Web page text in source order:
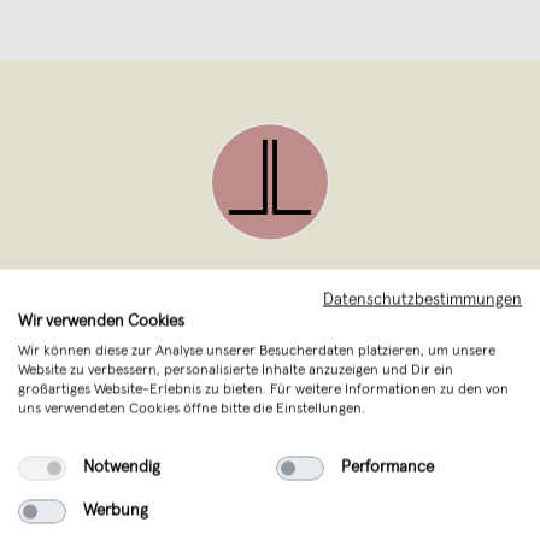
verkauft seit Juni 2020
Das Label von Isabel Liebmann steht für
zeitloses funktionales Design ohne
Designs entstehen im Hamburger Atelier,
Datenschutzbestimmungen
Wir verwenden Cookies
Wir können diese zur Analyse unserer Besucherdaten platzieren, um unsere
Website zu verbessern, personalisierte Inhalte anzuzeigen und Dir ein
großartiges Website-Erlebnis zu bieten. Für weitere Informationen zu den von
uns verwendeten Cookies öffne bitte die Einstellungen.
Notwendig Performance
Werbung